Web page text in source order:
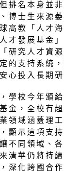
排名本身並
博士生來源
高教「人才
才發展基金
研究人才資
的支持系統
心投入長期研
學校今年頒
金，全校有
領域涵蓋理
顯示這項支
不同領域、
清華仍將持
深化跨國合作